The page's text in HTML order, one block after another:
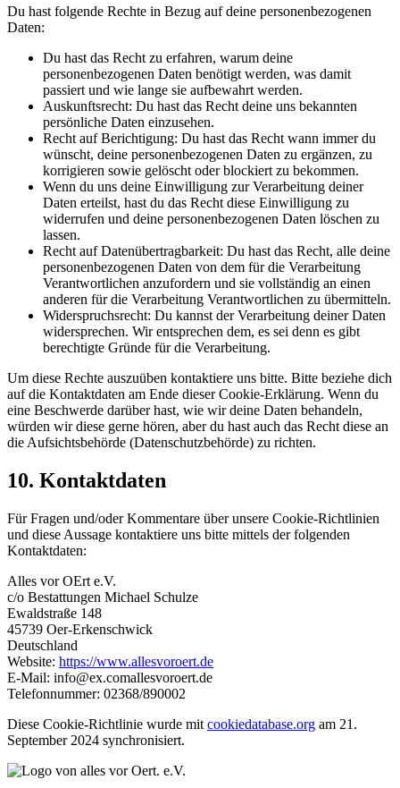
Du hast folgende Rechte in Bezug auf deine personenbezogenen
Daten:
Du hast das Recht zu erfahren, warum deine
personenbezogenen Daten benötigt werden, was damit
passiert und wie lange sie aufbewahrt werden.
Auskunftsrecht: Du hast das Recht deine uns bekannten
persönliche Daten einzusehen.
Recht auf Berichtigung: Du hast das Recht wann immer du
wünscht, deine personenbezogenen Daten zu ergänzen, zu
korrigieren sowie gelöscht oder blockiert zu bekommen.
Wenn du uns deine Einwilligung zur Verarbeitung deiner
Daten erteilst, hast du das Recht diese Einwilligung zu
widerrufen und deine personenbezogenen Daten löschen zu
lassen.
Recht auf Datenübertragbarkeit: Du hast das Recht, alle deine
personenbezogenen Daten von dem für die Verarbeitung
Verantwortlichen anzufordern und sie vollständig an einen
anderen für die Verarbeitung Verantwortlichen zu übermitteln.
Widerspruchsrecht: Du kannst der Verarbeitung deiner Daten
widersprechen. Wir entsprechen dem, es sei denn es gibt
berechtigte Gründe für die Verarbeitung.
Um diese Rechte auszuüben kontaktiere uns bitte. Bitte beziehe dich
auf die Kontaktdaten am Ende dieser Cookie-Erklärung. Wenn du
eine Beschwerde darüber hast, wie wir deine Daten behandeln,
würden wir diese gerne hören, aber du hast auch das Recht diese an
die Aufsichtsbehörde (Datenschutzbehörde) zu richten.
10. Kontaktdaten
Für Fragen und/oder Kommentare über unsere Cookie-Richtlinien
und diese Aussage kontaktiere uns bitte mittels der folgenden
Kontaktdaten:
Alles vor OErt e.V.
c/o Bestattungen Michael Schulze
Ewaldstraße 148
45739 Oer-Erkenschwick
Deutschland
Website: https://www.allesvoroert.de
E-Mail: info@ex.comallesvoroert.de
Telefonnummer: 02368/890002
Diese Cookie-Richtlinie wurde mit cookiedatabase.org am 21.
September 2024 synchronisiert.